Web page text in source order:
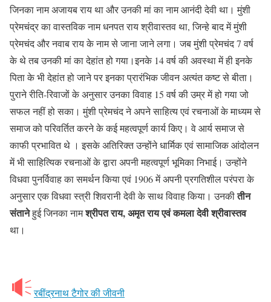
जिनका नाम अजायब राय था और उनकी मां का नाम आनंदी देवी था। मुंशी
प्रेमचंद्र का वास्तविक नाम धनपत राय श्रीवास्तव था, जिन्हे बाद में मुंशी
प्रेमचंद और नवाब राय के नाम से जाना जाने लगा। जब मुंशी प्रेमचंद 7 वर्ष
के थे तब उनकी मां का देहांत हो गया।इनके 14 वर्ष की अवस्था में ही इनके
पिता के भी देहांत हो जाने पर इनका प्रारंभिक जीवन अत्यंत कष्ट से बीता।
पुराने रीति-रिवाजों के अनुसार उनका विवाह 15 वर्ष की उम्र में हो गया जो
सफल नहीं हो सका। मुंशी प्रेमचंद ने अपने साहित्य एवं रचनाओं के माध्यम से
समाज को परिवर्तित करने के कई महत्वपूर्ण कार्य किए। वे आर्य समाज से
काफी प्रभावित थे । इसके अतिरिक्त उन्होंने धार्मिक एवं सामाजिक आंदोलन
में भी साहित्यिक रचनाओं के द्वारा अपनी महत्वपूर्ण भूमिका निभाई। उन्होंने
विधवा पुनर्विवाह का समर्थन किया एवं 1906 में अपनी प्रगतिशील परंपरा के
अनुसार एक विधवा स्त्री शिवरानी देवी के साथ विवाह किया। उनकीतीन
संतानेहुई जिनका नामश्रीपत राय, अमृत राय एवं कमला देवी श्रीवास्तव
था।
रबींद्रनाथ टैगोर की जीवनी